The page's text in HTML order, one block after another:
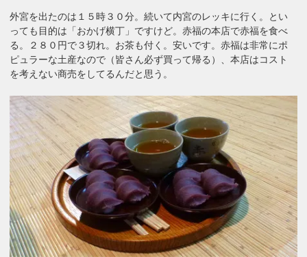
外宮を出たのは１５時３０分。続いて内宮のレッキに行く。とい
っても目的は「おかげ横丁」ですけど。赤福の本店で赤福を食べ
る。２８０円で３切れ。お茶も付く。安いです。赤福は非常にポ
ピュラーな土産なので（皆さん必ず買って帰る）、本店はコスト
を考えない商売をしてるんだと思う。